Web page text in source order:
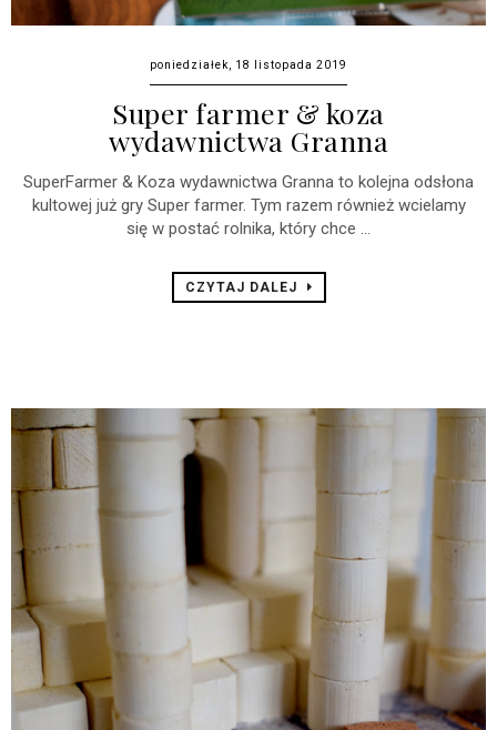
poniedziałek, 18 listopada 2019
Super farmer & koza
wydawnictwa Granna
SuperFarmer & Koza wydawnictwa Granna to kolejna odsłona
kultowej już gry Super farmer. Tym razem również wcielamy
się w postać rolnika, który chce ...
CZYTAJ DALEJ